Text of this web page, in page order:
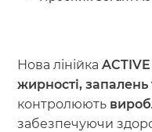
Нова лінійка ACTIVE
жирності, запалень
контролюють
забезпечуючи